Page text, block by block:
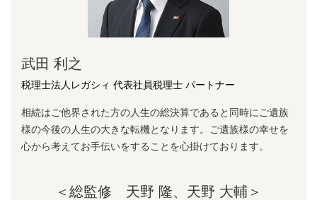
武田 利之
税理士法人レガシィ 代表社員税理士 パートナー
相続はご他界された方の人生の総決算であると同時にご遺族
様の今後の人生の大きな転機となります。ご遺族様の幸せを
心から考えてお手伝いをすることを心掛けております。
＜総監修 天野 隆、天野 大輔＞